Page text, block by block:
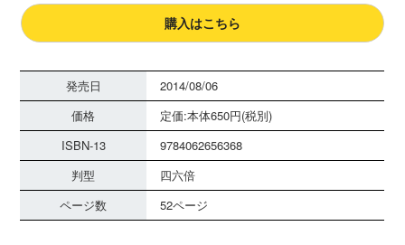
購入はこちら
発売日
2014/08/06
価格
定価:本体650円(税別)
ISBN-13
9784062656368
判型
四六倍
ページ数
52ページ